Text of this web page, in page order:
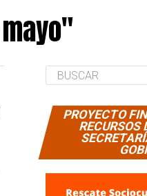
PROYECTO
RECURSOS